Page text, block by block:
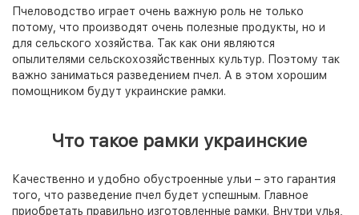
Пчеловодство играет очень важную роль не только
потому, что производят очень полезные продукты, но и
для сельского хозяйства. Так как они являются
опылителями сельскохозяйственных культур. Поэтому так
важно заниматься разведением пчел. А в этом хорошим
помощником будут украинские рамки.
Что такое рамки украинские
Качественно и удобно обустроенные ульи – это гарантия
того, что разведение пчел будет успешным. Главное
приобретать правильно изготовленные рамки. Внутри улья,